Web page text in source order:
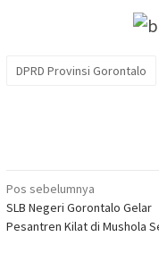
DPRD Provinsi Gorontalo
Navigasi
pos
Pos sebelumnya
SLB Negeri Gorontalo Gelar
Pesantren Kilat di Mushola